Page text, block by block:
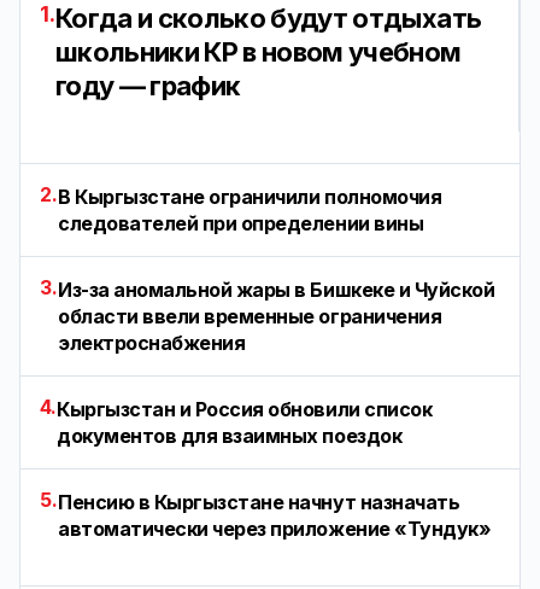
1.Когда и сколько будут отдыхать
школьники КР в новом учебном
году — график
2.В Кыргызстане ограничили полномочия
следователей при определении вины
3.Из-за аномальной жары в Бишкеке и Чуйской
области ввели временные ограничения
электроснабжения
4.Кыргызстан и Россия обновили список
документов для взаимных поездок
5.Пенсию в Кыргызстане начнут назначать
автоматически через приложение «Тундук»